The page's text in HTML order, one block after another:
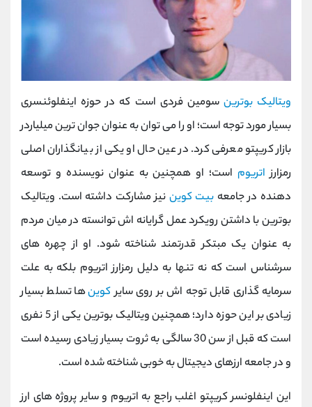
ویتالیک بوترین سومین فردی است که در حوزه اینفلوئنسری
بسیار مورد توجه است؛ او را می توان به عنوان جوان ترین میلیاردر
بازار کریپتو معرفی کرد. در عین حال او یکی از بیانگذاران اصلی
رمزارز اتریوم است؛ او همچنین به عنوان نویسنده و توسعه
دهنده در جامعه بیت کوین نیز مشارکت داشته است. ویتالیک
بوترین با داشتن رویکرد عمل گرایانه اش توانسته در میان مردم
به عنوان یک مبتکر قدرتمند شناخته شود. او از چهره های
سرشناس است که نه تنها به دلیل رمزارز اتریوم بلکه به علت
سرمایه گذاری قابل توجه اش بر روی سایرکوینها تسلط بسیار
زیادی بر این حوزه دارد؛
همچنین ویتالیک بوترین یکی از 5 نفری
است که قبل از سن 30 سالگی به ثروت بسیار زیادی رسیده است
و در جامعه ارزهای دیجیتال به‌ خوبی شناخته شده است.
این اینفلونسر کریپتو اغلب راجع به اتریوم و سایر پروژه‌ های ارز